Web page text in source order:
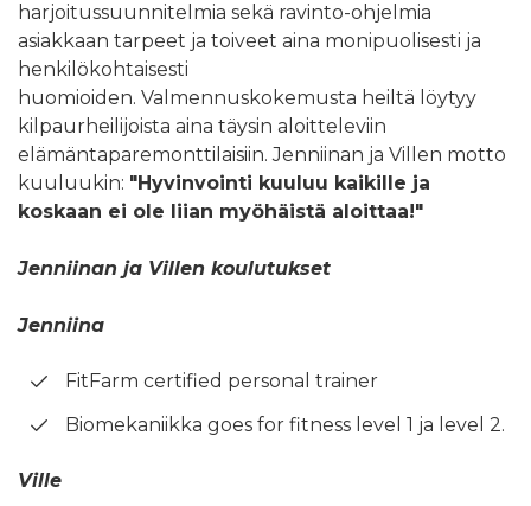
harjoitussuunnitelmia sekä ravinto-ohjelmia
asiakkaan tarpeet ja toiveet aina monipuolisesti ja
henkilökohtaisesti
huomioiden. Valmennuskokemusta heiltä löytyy
kilpaurheilijoista aina täysin aloitteleviin
elämäntaparemonttilaisiin. Jenniinan ja Villen motto
kuuluukin: "Hyvinvointi kuuluu kaikille ja
koskaan ei ole liian myöhäistä aloittaa!"
Jenniinan ja Villen koulutukset
Jenniina
FitFarm certified personal trainer
Biomekaniikka goes for fitness level 1 ja level 2.
Ville